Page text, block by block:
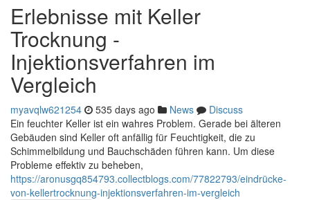
Erlebnisse mit Keller
Trocknung -
Injektionsverfahren im
Vergleich
myavqlw621254 535 days ago News
Discuss
Ein feuchter Keller ist ein wahres Problem. Gerade bei älteren
Gebäuden sind Keller oft anfällig für Feuchtigkeit, die zu
Schimmelbildung und Bauchschäden führen kann. Um diese
Probleme effektiv zu beheben,
https://aronusgq854793.collectblogs.com/77822793/eindrücke-
von-kellertrocknung-injektionsverfahren-im-vergleich